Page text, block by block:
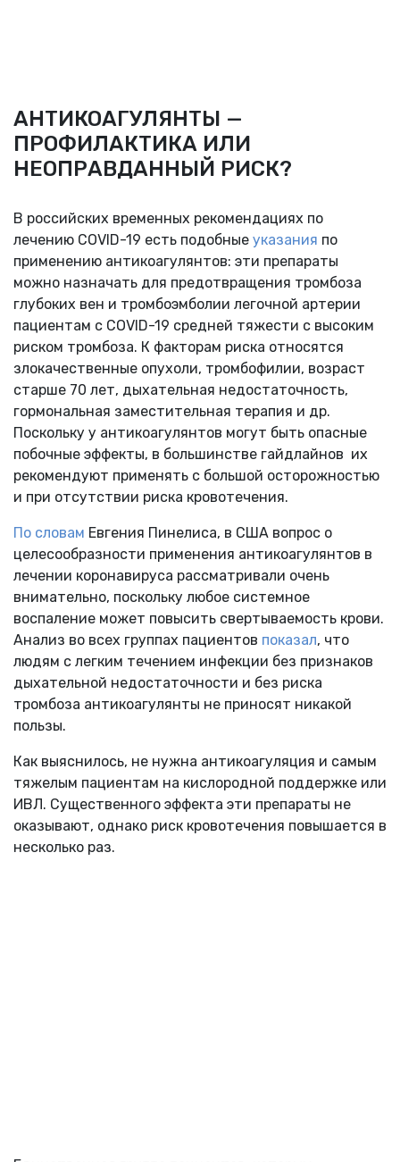
АНТИКОАГУЛЯНТЫ —
ПРОФИЛАКТИКА ИЛИ
НЕОПРАВДАННЫЙ РИСК?
В российских временных рекомендациях по
лечению COVID-19 есть подобные указания по
применению антикоагулянтов: эти препараты
можно назначать для предотвращения тромбоза
глубоких вен и тромбоэмболии легочной артерии
пациентам с COVID-19 средней тяжести с высоким
риском тромбоза. К факторам риска относятся
злокачественные опухоли, тромбофилии, возраст
старше 70 лет, дыхательная недостаточность,
гормональная заместительная терапия и др.
Поскольку у антикоагулянтов могут быть опасные
побочные эффекты, в большинстве гайдлайнов их
рекомендуют применять с большой осторожностью
и при отсутствии риска кровотечения.
По словам Евгения Пинелиса, в США вопрос о
целесообразности применения антикоагулянтов в
лечении коронавируса рассматривали очень
внимательно, поскольку любое системное
воспаление может повысить свертываемость крови.
Анализ во всех группах пациентов показал, что
людям с легким течением инфекции без признаков
дыхательной недостаточности и без риска
тромбоза антикоагулянты не приносят никакой
пользы.
Как выяснилось, не нужна антикоагуляция и самым
тяжелым пациентам на кислородной поддержке или
ИВЛ. Существенного эффекта эти препараты не
оказывают, однако риск кровотечения повышается в
несколько раз.